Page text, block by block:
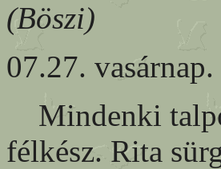
(Böszi)
07.27. vasárnap.
Mindenki
félkész. Rita